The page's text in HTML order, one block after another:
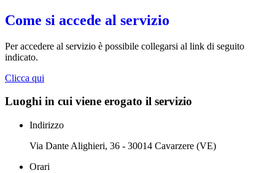
Come si accede al servizio
Per accedere al servizio è possibile collegarsi al link di seguito
indicato.
Clicca qui
Luoghi in cui viene erogato il servizio
Indirizzo
Via Dante Alighieri, 36 - 30014 Cavarzere (VE)
Orari